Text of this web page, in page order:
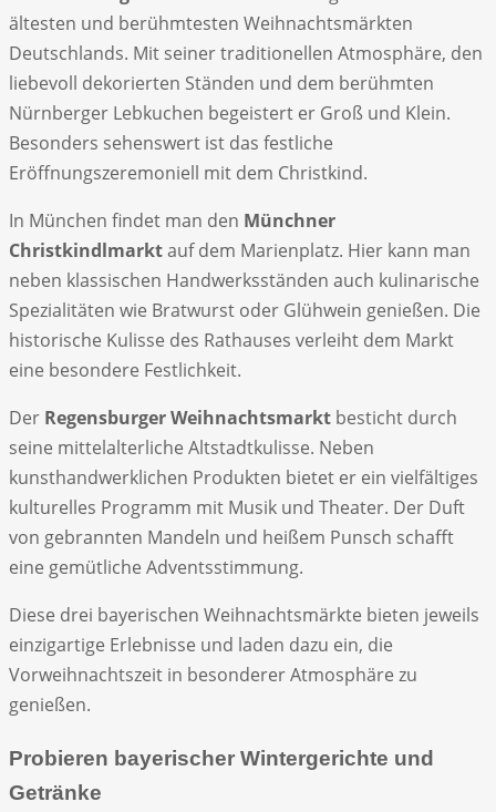
ältesten und berühmtesten Weihnachtsmärkten
Deutschlands. Mit seiner traditionellen Atmosphäre, den
liebevoll dekorierten Ständen und dem berühmten
Nürnberger Lebkuchen begeistert er Groß und Klein.
Besonders sehenswert ist das festliche
Eröffnungszeremoniell mit dem Christkind.
In München findet man den Münchner
Christkindlmarktauf dem Marienplatz. Hier kann man
neben klassischen Handwerksständen auch kulinarische
Spezialitäten wie Bratwurst oder Glühwein genießen. Die
historische Kulisse des Rathauses verleiht dem Markt
eine besondere Festlichkeit.
Der Regensburger Weihnachtsmarkt besticht durch
seine mittelalterliche Altstadtkulisse. Neben
kunsthandwerklichen Produkten bietet er ein vielfältiges
kulturelles Programm mit Musik und Theater. Der Duft
von gebrannten Mandeln und heißem Punsch schafft
eine gemütliche Adventsstimmung.
Diese drei bayerischen Weihnachtsmärkte bieten jeweils
einzigartige Erlebnisse und laden dazu ein, die
Vorweihnachtszeit in besonderer Atmosphäre zu
genießen.
Probieren bayerischer Wintergerichte und
Getränke